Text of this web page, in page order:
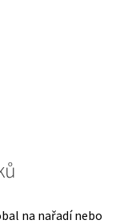
na nařadí nebo